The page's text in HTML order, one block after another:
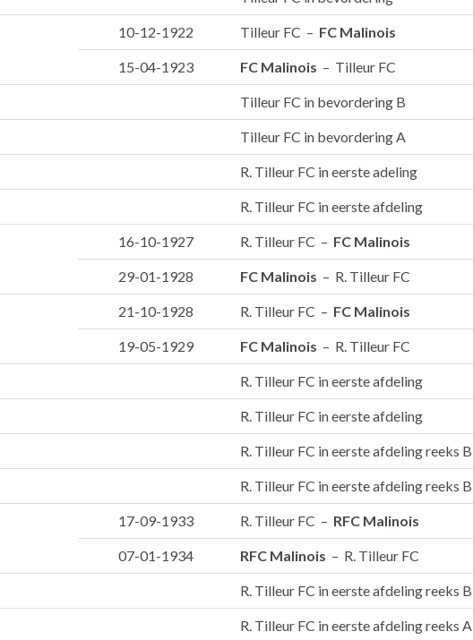
10-12-1922 Tilleur FC – FC Malinois
15-04-1923 FC Malinois – Tilleur FC
Tilleur FC in bevordering B
Tilleur FC in bevordering A
R. Tilleur FC in eerste adeling
R. Tilleur FC in eerste afdeling
16-10-1927 R. Tilleur FC – FC Malinois
29-01-1928 FC Malinois – R. Tilleur FC
21-10-1928 R. Tilleur FC – FC Malinois
19-05-1929 FC Malinois – R. Tilleur FC
R. Tilleur FC in eerste afdeling
R. Tilleur FC in eerste afdeling
R. Tilleur FC in eerste afdeling reeks B
R. Tilleur FC in eerste afdeling reeks B
17-09-1933 R. Tilleur FC – RFC Malinois
07-01-1934 RFC Malinois – R. Tilleur FC
R. Tilleur FC in eerste afdeling reeks B
R. Tilleur FC in eerste afdeling reeks A